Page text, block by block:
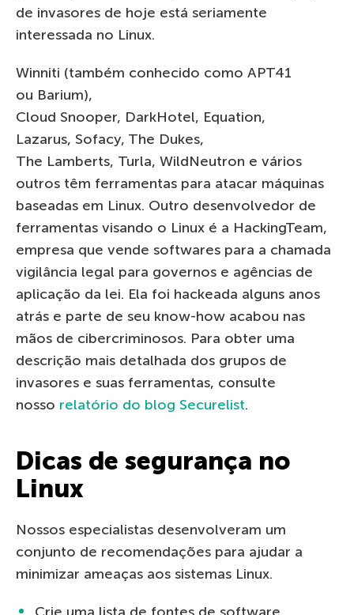
de invasores de hoje está seriamente
interessada no Linux.
Winniti (também conhecido como APT41
ou Barium),
Cloud Snooper, DarkHotel, Equation,
Lazarus, Sofacy, The Dukes,
The Lamberts, Turla, WildNeutron e vários
outros têm ferramentas para atacar máquinas
baseadas em Linux. Outro desenvolvedor de
ferramentas visando o Linux é a HackingTeam,
empresa que vende softwares para a chamada
vigilância legal para governos e agências de
aplicação da lei. Ela foi hackeada alguns anos
atrás e parte de seu know-how acabou nas
mãos de cibercriminosos. Para obter uma
descrição mais detalhada dos grupos de
invasores e suas ferramentas, consulte
nosso relatório do blog Securelist.
Dicas de segurança no
Linux
Nossos especialistas desenvolveram um
conjunto de recomendações para ajudar a
minimizar ameaças aos sistemas Linux.
Crie uma lista de fontes de software